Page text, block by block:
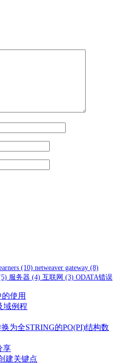
(10) netweaver gateway (8)
服务器 (4) 互联网 (3) ODATA错误
使用
域例程
为全STRING的PO(PI)结构数
享
建关键点